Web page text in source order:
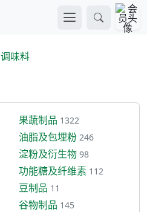
调味料
果蔬制品 1322
油脂及包埋粉 246
淀粉及衍生物 98
功能糖及纤维素 112
豆制品 11
谷物制品 145